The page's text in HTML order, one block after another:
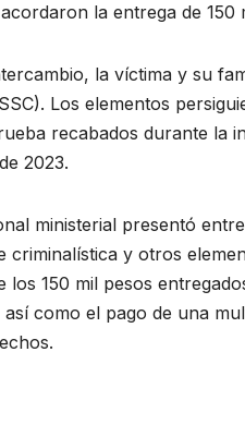
la entrega de
la víctima y su
Los elementos
recabados durante
2023.
ministerial presentó
criminalística y otros
los 150 mil pesos
como el pago de una